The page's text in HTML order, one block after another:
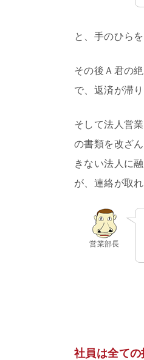
と、手のひら
その後Ａ君の
で、返済が滞
そして法人営
の書類を改ざ
きない法人に
が、連絡が取
営業部長
社員は全ての